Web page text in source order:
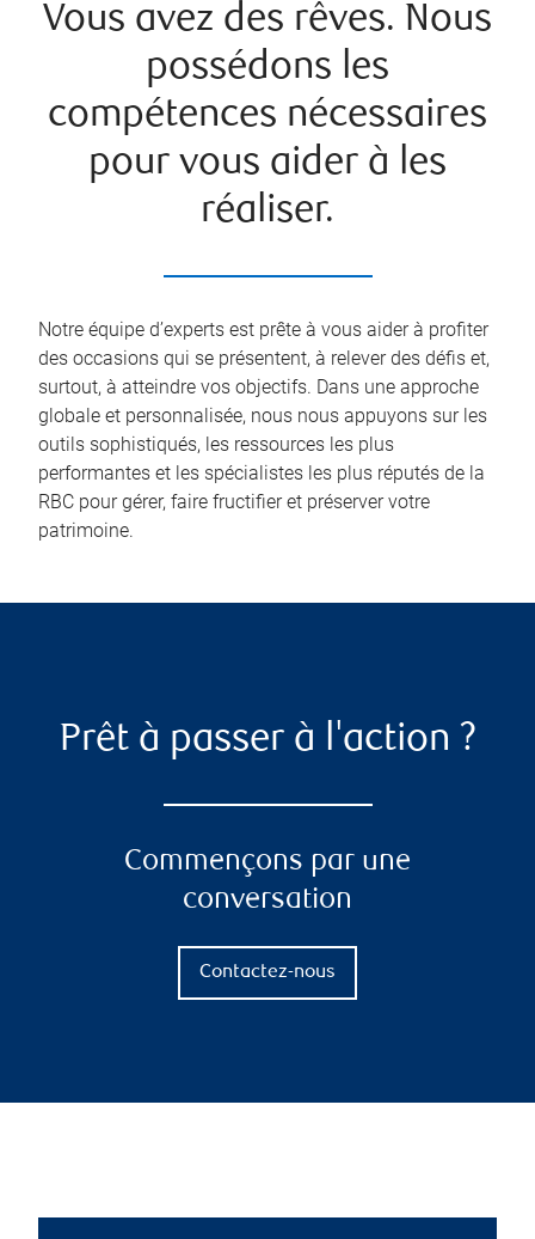
Vous avez des rêves. Nous
possédons les
compétences nécessaires
pour vous aider à les
réaliser.
Notre équipe d’experts est prête à vous aider à profiter
des occasions qui se présentent, à relever des défis et,
surtout, à atteindre vos objectifs. Dans une approche
globale et personnalisée, nous nous appuyons sur les
outils sophistiqués, les ressources les plus
performantes et les spécialistes les plus réputés de la
RBC pour gérer, faire fructifier et préserver votre
patrimoine.
Prêt à passer à l'action ?
Commençons par une
conversation
Contactez-nous